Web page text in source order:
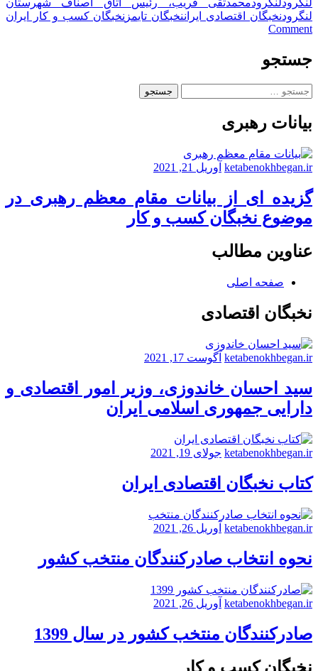
لنگرودلنگرودمحمدتقی فریب، رئیس اتاق اصناف شهرستان
لنگرودنخبگان اقتصادی ایراننخبگان تایمز نخبگان کسب و کار ایران
Comment
on
چهره
های
تاثیرگذار
تقویت
توسعه
کسب
و
کارهای
شهری
لنگرود
جستجو
جستجو
بیانات رهبری
ketabenokhbegan.ir آوریل 21, 2021
گزیده ای از بیانات مقام معظم رهبری در
موضوع نخبگان کسب و کار
عناوین مطالب
صفحه اصلی
نخبگان اقتصادی
ketabenokhbegan.ir آگوست 17, 2021
سید احسان خاندوزی، وزیر امور اقتصادی و
دارایی جمهوری اسلامی ایران
ketabenokhbegan.ir جولای 19, 2021
کتاب نخبگان اقتصادی ایران
ketabenokhbegan.ir آوریل 26, 2021
نحوه انتخاب صادرکنندگان منتخب کشور
ketabenokhbegan.ir آوریل 26, 2021
صادرکنندگان منتخب کشور در سال 1399